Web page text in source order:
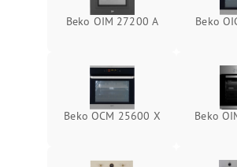
Beko OIM 27200 A Beko
Beko OCM 25600 X Beko